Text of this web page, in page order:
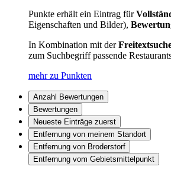
Punkte erhält ein Eintrag für
Eigenschaften und Bilder),
In Kombination mit der
zum Suchbegriff passende
mehr zu Punkten
Anzahl Bewertungen
Bewertungen
Neueste Einträge zuerst
Entfernung von meinem Standort
Entfernung von Broderstorf
Entfernung vom Gebietsmittelpunkt